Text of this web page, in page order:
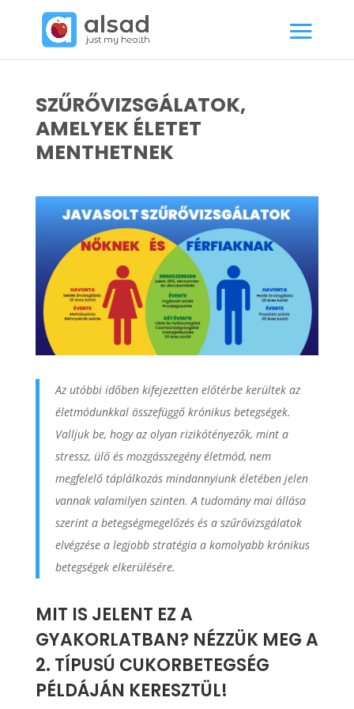
SZŰRŐVIZSGÁLATOK,
AMELYEK ÉLETET
MENTHETNEK
Az utóbbi időben kifejezetten előtérbe kerültek az
életmódunkkal összefüggő krónikus betegségek.
Valljuk be, hogy az olyan rizikótényezők, mint a
stressz, ülő és mozgásszegény életmód, nem
megfelelő táplálkozás mindannyiunk életében jelen
vannak valamilyen szinten. A tudomány mai állása
szerint a betegségmegelőzés és a szűrővizsgálatok
elvégzése a legjobb stratégia a komolyabb krónikus
betegségek elkerülésére.
MIT IS JELENT EZ A
GYAKORLATBAN? NÉZZÜK MEG A
2. TÍPUSÚ CUKORBETEGSÉG
PÉLDÁJÁN KERESZTÜL!